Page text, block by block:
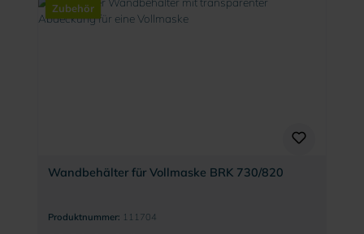
Zubehör
Wandbehälter für Vollmaske BRK 730/820
Produktnummer: 111704